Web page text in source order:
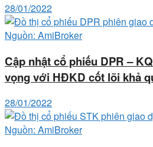
28/01/2022
Cập nhật cổ phiếu DPR –
vọng với HĐKD cốt lõi khả
28/01/2022